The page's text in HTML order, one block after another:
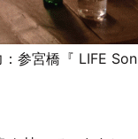
参宮橋『 LIFE Son